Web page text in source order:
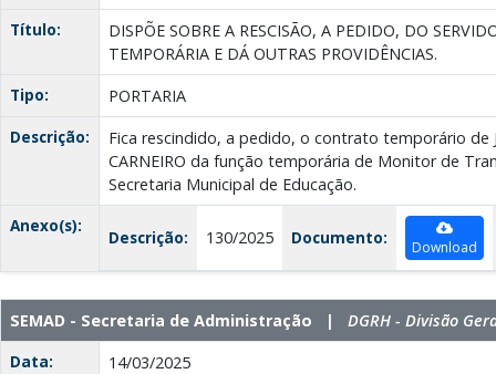
Título:
DISPÕE SOBRE A RESCISÃO, A PEDIDO, DO
TEMPORÁRIA E DÁ OUTRAS PROVIDÊNCIAS.
Tipo:
PORTARIA
Descrição:
Fica rescindido, a pedido, o contrato temporário de
CARNEIRO da função temporária de Monitor de
Secretaria Municipal de Educação.
Anexo(s):
Descrição: 130/2025 Documento: Download
SEMAD - Secretaria de Administração | DGRH - Divisão
Data:
14/03/2025